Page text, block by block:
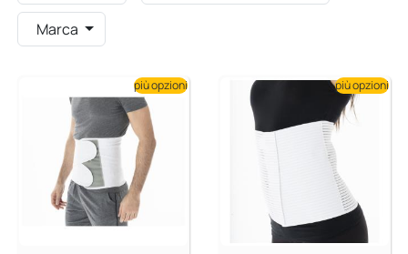
Marca
più opzioni più opzioni